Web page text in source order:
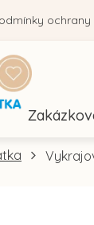
ochrany